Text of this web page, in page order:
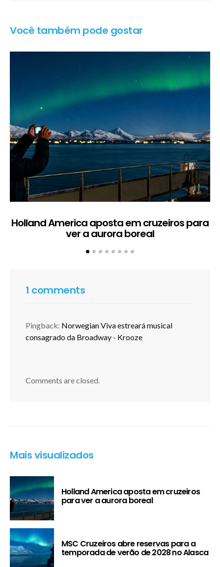
Você também pode gostar
Holland America aposta em cruzeiros para
ver a aurora boreal
1 comments
Pingback: Norwegian Viva estreará musical
consagrado da Broadway - Krooze
Comments are closed.
Mais visualizados
Holland America aposta em cruzeiros
para ver a aurora boreal
MSC Cruzeiros abre reservas para a
temporada de verão de 2028 no Alasca